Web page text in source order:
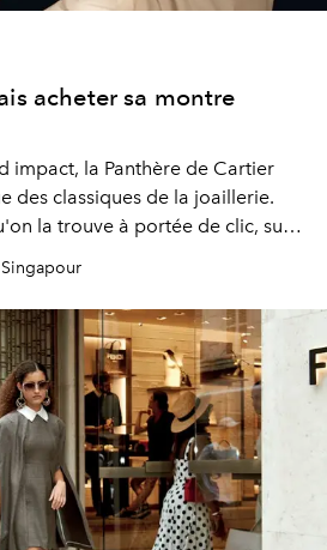
acheter sa montre
impact, la Panthère de Cartier
des classiques de la joaillerie.
la trouve à portée de clic, sur